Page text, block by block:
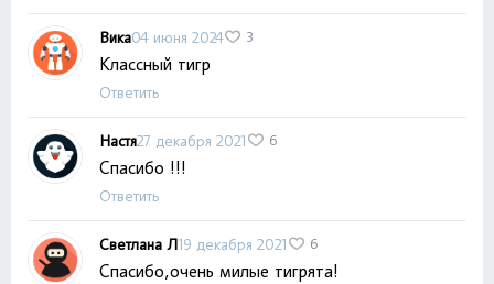
Вика04 июня 2024 3
Классный тигр
Ответить
Настя27 декабря 2021 6
Спасибо !!!
Ответить
Светлана Л19 декабря 2021 6
Спасибо,очень милые тигрята!